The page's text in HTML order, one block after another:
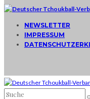
NEWSLETTER
IMPRESSUM